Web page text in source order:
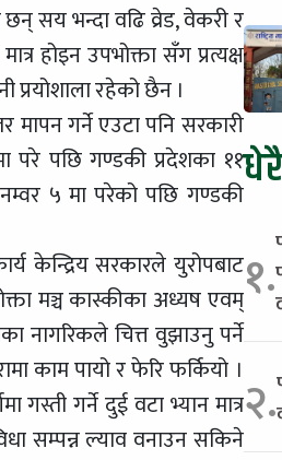
छन् सय भन्दा वढि व्रेड, वेकरी र
होइन उपभोक्ता सँग प्रत्यक्ष
प्रयोशाला रहेको छैन ।
मापन गर्ने एउटा पनि सरकारी
परे पछि गण्डकी प्रदेशका ११
५ मा परेको पछि गण्डकी
केन्द्रिय सरकारले युरोपबाट
मञ्च कास्कीका अध्यष एवम्
नागरिकले चित्त वुझाउनु पर्ने
काम पायो र फेरि फर्कियो ।
गर्ने दुई वटा भ्यान मात्र
सम्पन्न ल्याव वनाउन सकिने
१.
२.